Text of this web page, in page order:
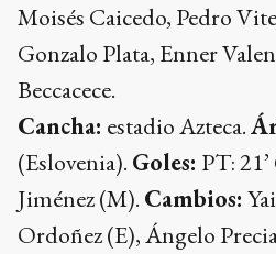
Moisés Caicedo, Pedro
Gonzalo Plata, Enner
Beccacece.
Cancha: estadio Azteca.
(Eslovenia). Goles: PT:
Jiménez (M). Cambios:
Ordoñez (E), Ángelo